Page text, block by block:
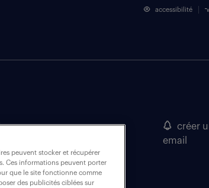
accessibilité
créer
email
peuvent stocker et récupérer
Ces informations peuvent porter
que le site fonctionne comme
des publicités ciblées sur